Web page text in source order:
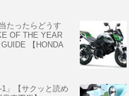
たったらどうす
OF THE YEAR
【HONDA
」【サクッと読め